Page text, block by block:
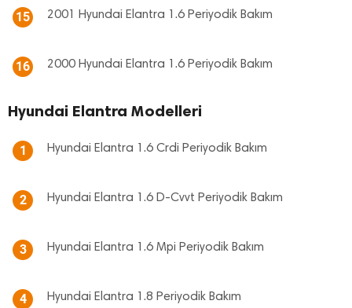
15 2001 Hyundai Elantra 1.6 Periyodik Bakım
16 2000 Hyundai Elantra 1.6 Periyodik Bakım
Hyundai Elantra Modelleri
1 Hyundai Elantra 1.6 Crdi Periyodik Bakım
2 Hyundai Elantra 1.6 D-Cvvt Periyodik Bakım
3 Hyundai Elantra 1.6 Mpi Periyodik Bakım
4 Hyundai Elantra 1.8 Periyodik Bakım